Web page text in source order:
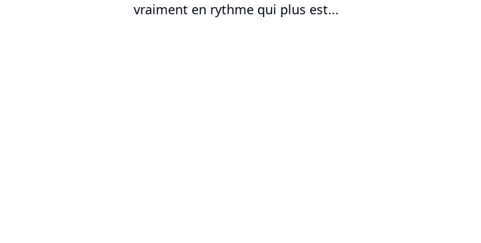
vraiment en rythme qui plus est...